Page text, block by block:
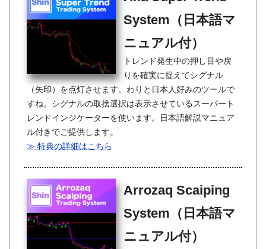
System（日本語マ
ニュアル付）
トレンド発生中の押し目や戻
りを確実に捉えてシグナル
（矢印）を点灯させます。わりと日本人好みのツールで
すね。シグナルの取捨選択は表示させているスーパート
レンドインジケーターを使います。日本語解説マニュア
ル付きでご提供します。
≫ 特典の詳細はこちら
Arrozaq Scaiping
System（日本語マ
ニュアル付）